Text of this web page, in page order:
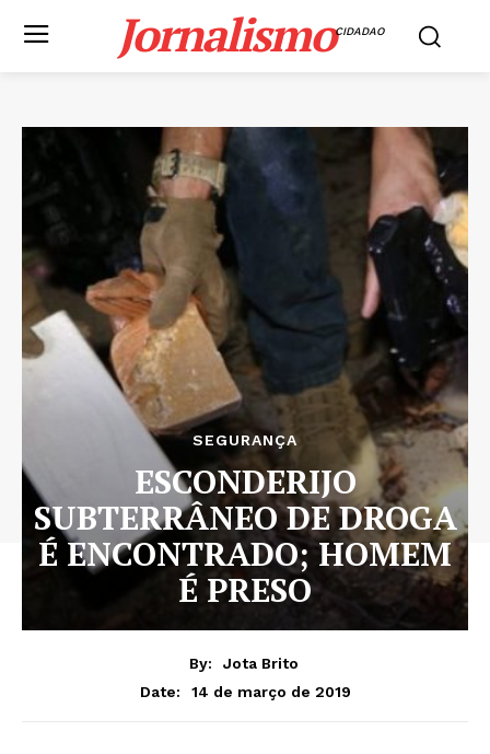
JornalismoCIDADAO
SEGURANÇA
ESCONDERIJO
SUBTERRÂNEO DE DROGA
É ENCONTRADO; HOMEM
É PRESO
By:
Jota Brito
Date:
14 de março de 2019